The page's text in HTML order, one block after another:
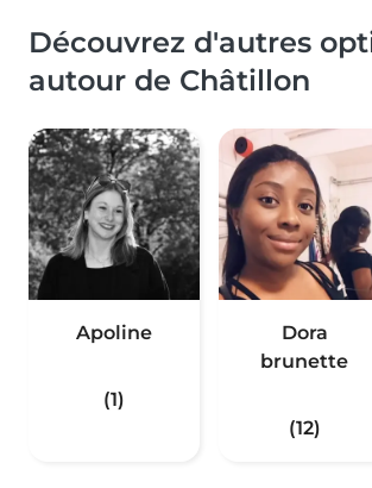
Découvrez d'autres
autour de Châtillon
Apoline
(1)
Dora
brunette
(12)